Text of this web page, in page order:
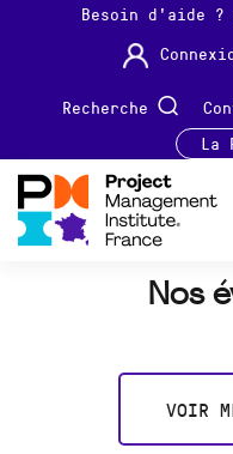
Besoin d'aide
Recherche
La
Nos
VOIR